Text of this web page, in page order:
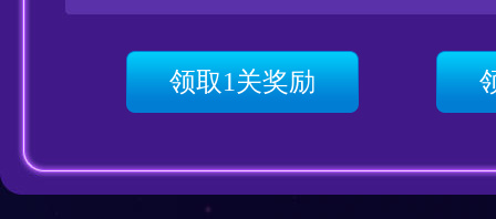
领取1关奖励